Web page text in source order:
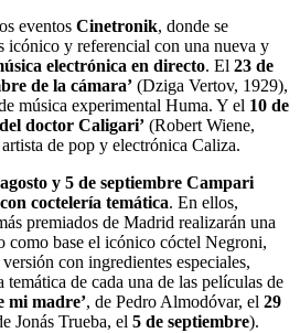
eventos Cinetronik, donde se
icónico y referencial con una nueva y
electrónica en directo. El 23 de
de la cámara’ (Dziga Vertov, 1929),
música experimental Huma. Y el 10 de
doctor Caligari’ (Robert Wiene,
de pop y electrónica Caliza.
y 5 de septiembre Campari
coctelería temática. En ellos,
premiados de Madrid realizarán una
como base el icónico cóctel Negroni,
con ingredientes especiales,
de cada una de las películas de
mi madre’, de Pedro Almodóvar, el 29
Jonás Trueba, el 5 de septiembre).